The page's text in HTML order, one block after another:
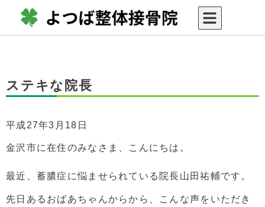
ステキな院長
平成27年3月18日
金沢市に在住のみなさま、こんにちは。
最近、蓄膿症に悩ませられている院長山田祐輔です。
先日あるおばあちゃんからから、こんな声をいただき